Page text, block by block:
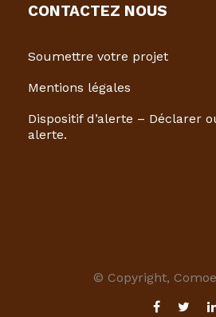
CONTACTEZ NOUS
Soumettre votre projet
Mentions légales
Dispositif d’alerte – Déclarer
alerte.
© Copyright,